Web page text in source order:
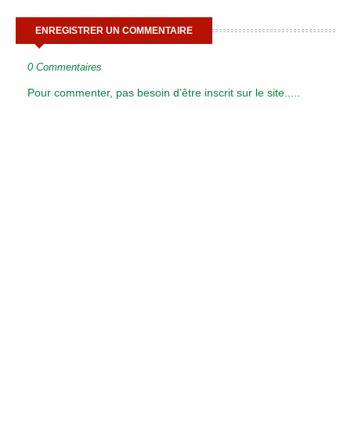
ENREGISTRER UN COMMENTAIRE
0 Commentaires
Pour commenter, pas besoin d’être inscrit sur le site.....